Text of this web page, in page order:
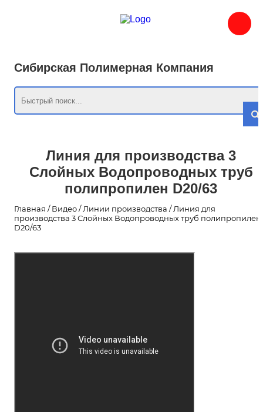
Сибирская Полимерная Компания
Линия для производства 3
Слойных Водопроводных труб
полипропилен D20/63
Главная /Видео/Линии производства /Линия для
производства 3 Слойных Водопроводных труб полипропилен
D20/63